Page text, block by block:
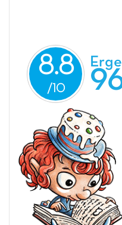
8.8